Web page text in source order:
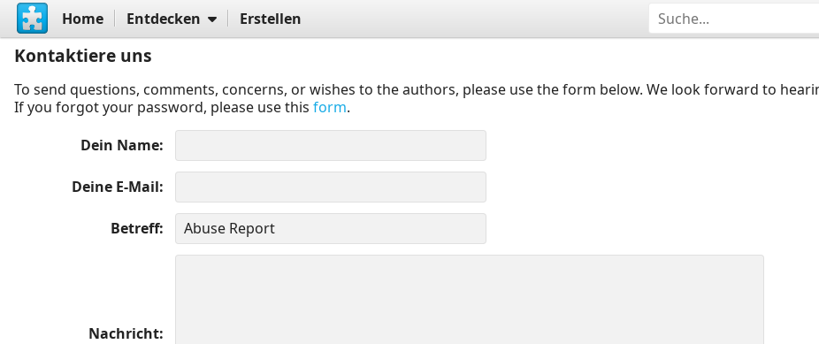
Home Entdecken Erstellen
Kontaktiere uns
To send questions, comments, concerns, or wishes to the authors, please use the form below. We look forward to
If you forgot your password, please use this form.
Dein Name
Deine E-Mail
Betreff
Nachricht